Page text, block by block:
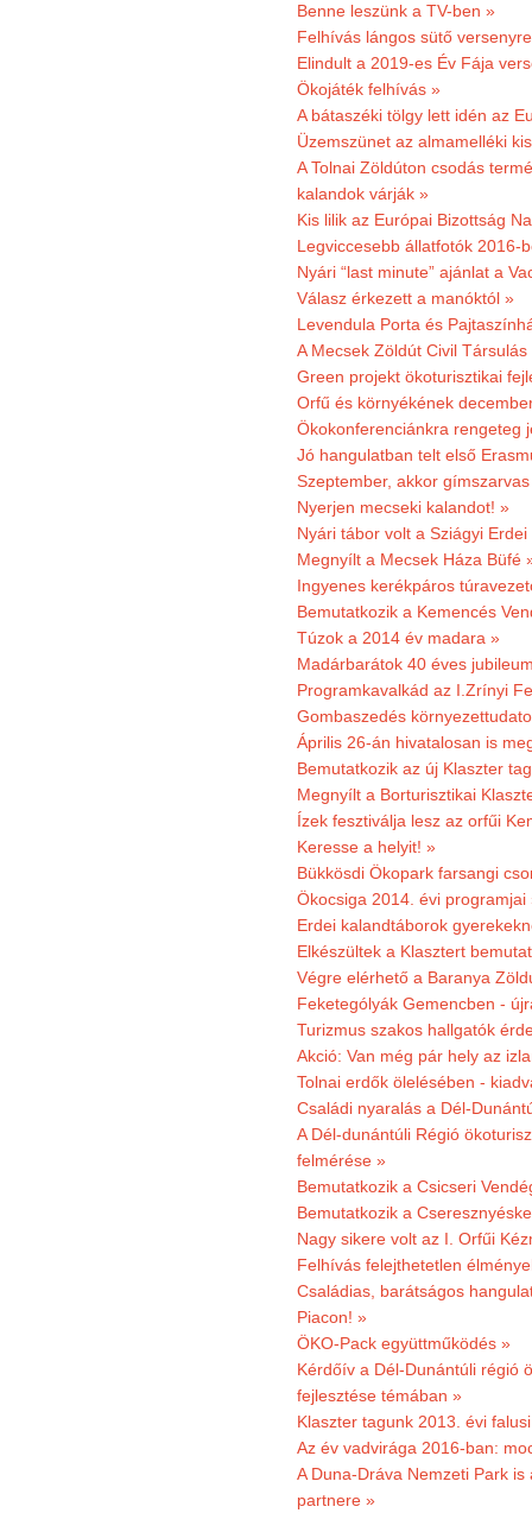
Benne leszünk a TV-ben »
Felhívás lángos sütő
Elindult a 2019-es Év Fája
Ökojáték felhívás »
A bátaszéki tölgy lett idén az
Üzemszünet az almamelléki
A Tolnai Zöldúton csodás
kalandok várják »
Kis lilik az Európai Bizottság
Legviccesebb állatfotók 2016-
Nyári “last minute” ajánlat a
Válasz érkezett a manóktól »
Levendula Porta és
A Mecsek Zöldút Civil
Green projekt ökoturisztikai
Orfű és környékének
Ökokonferenciánkra rengeteg
Jó hangulatban telt első
Szeptember, akkor
Nyerjen mecseki kalandot! »
Nyári tábor volt a Sziágyi
Megnyílt a Mecsek Háza Büfé
Ingyenes kerékpáros
Bemutatkozik a Kemencés
Túzok a 2014 év madara »
Madárbarátok 40 éves
Programkavalkád az I.Zrínyi
Gombaszedés
Április 26-án hivatalosan is
Bemutatkozik az új Klaszter
Megnyílt a Borturisztikai
Ízek fesztiválja lesz az orfűi
Keresse a helyit! »
Bükkösdi Ökopark farsangi
Ökocsiga 2014. évi programjai
Erdei kalandtáborok
Elkészültek a Klasztert
Végre elérhető a Baranya
Feketególyák Gemencben -
Turizmus szakos hallgatók
Akció: Van még pár hely az
Tolnai erdők ölelésében -
Családi nyaralás a Dél-
A Dél-dunántúli Régió
felmérése »
Bemutatkozik a Csicseri
Bemutatkozik a
Nagy sikere volt az I. Orfűi
Felhívás felejthetetlen
Családias, barátságos
Piacon! »
ÖKO-Pack együttműködés »
Kérdőív a Dél-Dunántúli régió
fejlesztése témában »
Klaszter tagunk 2013. évi
Az év vadvirága 2016-ban:
A Duna-Dráva Nemzeti Park
partnere »